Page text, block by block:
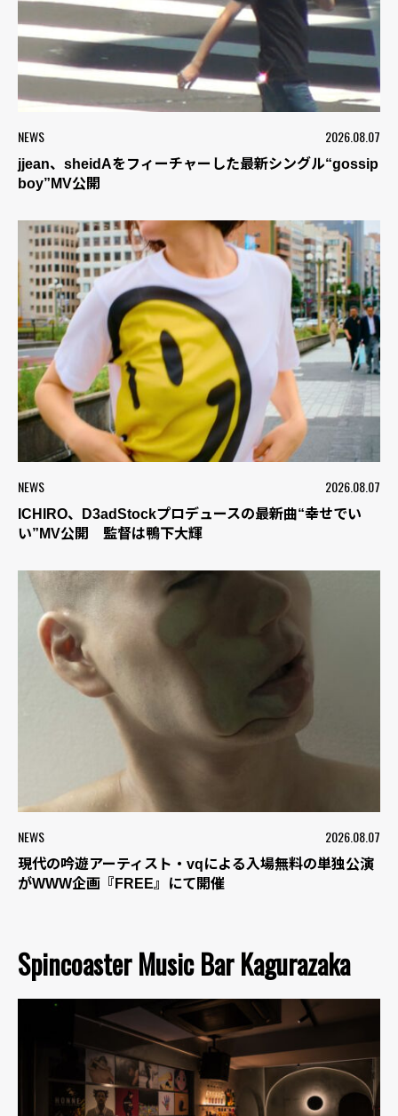
NEWS 2026.08.07
jjean、sheidAをフィーチャーした最新シングル“gossip
boy”MV公開
NEWS 2026.08.07
ICHIRO、D3adStockプロデュースの最新曲“幸せでい
い”MV公開 監督は鴨下大輝
NEWS 2026.08.07
現代の吟遊アーティスト・vqによる入場無料の単独公演
がWWW企画『FREE』にて開催
Spincoaster Music Bar Kagurazaka